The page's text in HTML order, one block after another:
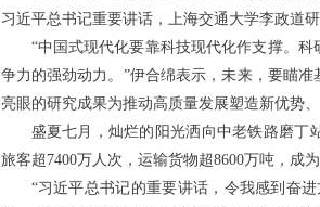
习近平总书记重要讲话，上海交通大学李政道
“中国式现代化要靠科技现代化作支撑。
争力的强劲动力。”伊合绵表示，未来，要瞄
亮眼的研究成果为推动高质量发展塑造新优势
盛夏七月，灿烂的阳光洒向中老铁路磨丁
旅客超7400万人次，运输货物超8600万吨，成
“习近平总书记的重要讲话，令我感到奋